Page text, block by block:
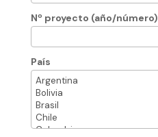
Nº proyecto (año/número)
País